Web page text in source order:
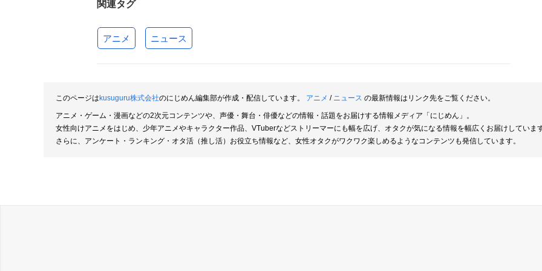
関連タグ
アニメ ニュース
このページはkusuguru株式会社のにじめん編集部が作成・配信しています。 アニメ / ニュース の最新情報はリンク先をご覧ください。
アニメ・ゲーム・漫画などの2次元コンテンツや、声優・舞台・俳優などの情報・話題をお届けする情報メディア「にじめん」。
女性向けアニメをはじめ、少年アニメやキャラクター作品、VTuberなどストリーマーにも幅を広げ、オタクが気になる情報を幅広くお届けしていま
さらに、アンケート・ランキング・オタ活（推し活）お役立ち情報など、女性オタクがワクワク楽しめるようなコンテンツも発信しています。